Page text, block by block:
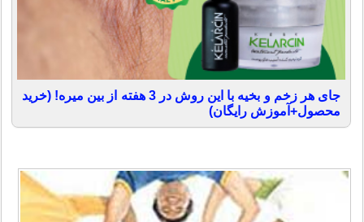
جای هر زخم و بخیه با این روش در 3 هفته از بین میره! (خرید
محصول+آموزش رایگان)